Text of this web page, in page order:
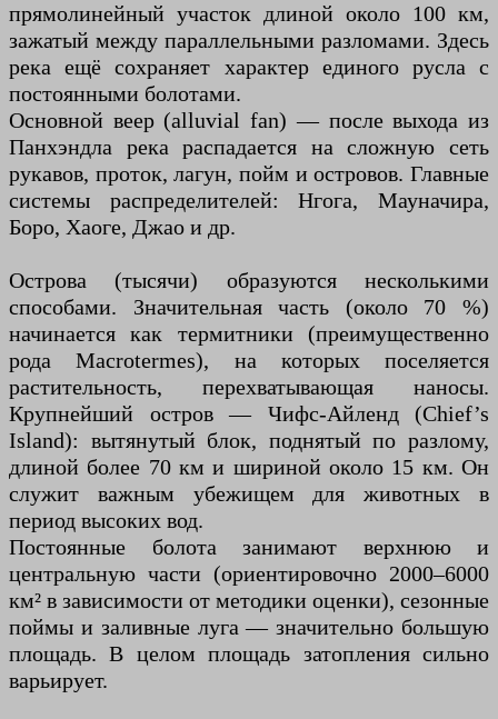
прямолинейный участок длиной около 100 км,
зажатый между параллельными разломами. Здесь
река ещё сохраняет характер единого русла с
постоянными болотами.
Основной веер (alluvial fan) — после выхода из
Панхэндла река распадается на сложную сеть
рукавов, проток, лагун, пойм и островов. Главные
системы распределителей: Нгога, Мауначира,
Боро, Хаоге, Джао и др.
Острова (тысячи) образуются несколькими
способами. Значительная часть (около 70 %)
начинается как термитники (преимущественно
рода Macrotermes), на которых поселяется
растительность, перехватывающая наносы.
Крупнейший остров — Чифс-Айленд (Chief’s
Island): вытянутый блок, поднятый по разлому,
длиной более 70 км и шириной около 15 км. Он
служит важным убежищем для животных в
период высоких вод.
Постоянные болота занимают верхнюю и
центральную части (ориентировочно 2000–6000
км² в зависимости от методики оценки), сезонные
поймы и заливные луга — значительно большую
площадь. В целом площадь затопления сильно
варьирует.